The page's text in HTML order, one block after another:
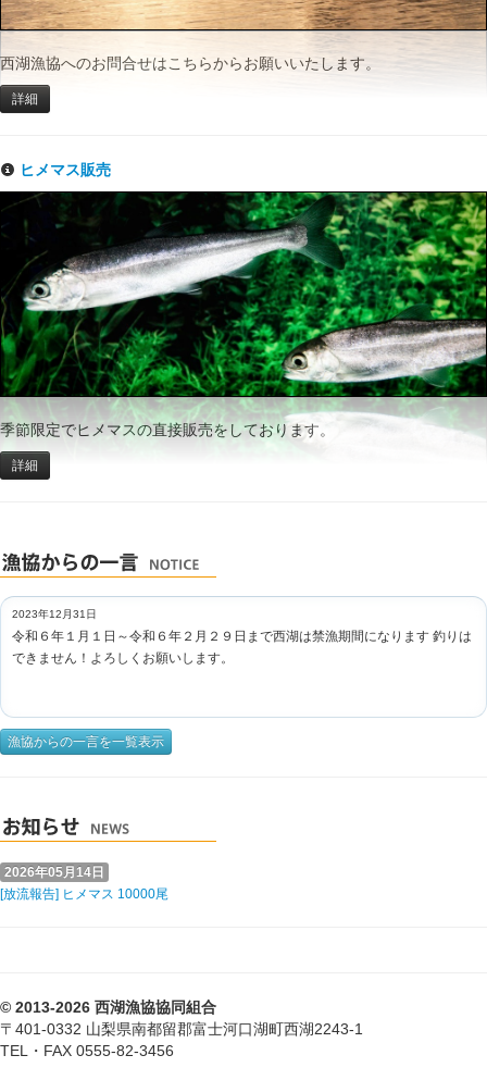
西湖漁協へのお問合せはこちらからお願いいたします。
詳細
ヒメマス販売
季節限定でヒメマスの直接販売をしております。
詳細
2023年12月31日
令和６年１月１日～令和６年２月２９日まで西湖は禁漁期間になります 釣りは
できません！よろしくお願いします。
漁協からの一言を一覧表示
2026年05月14日
[放流報告] ヒメマス 10000尾
© 2013-2026 西湖漁協協同組合
〒401-0332 山梨県南都留郡富士河口湖町西湖2243-1
TEL・FAX 0555-82-3456